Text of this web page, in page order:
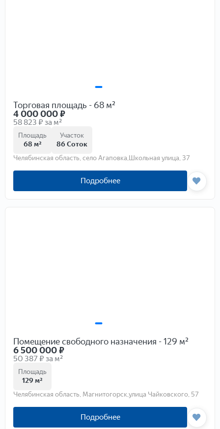
Торговая площадь - 68 м²
4 000 000₽
58 823 ₽ за м²
Площадь
68 м²
Участок
86 Соток
Челябинская область, село Агаповка,Школьная улица, 37
Подробнее
Помещение свободного назначения - 129 м²
6 500 000₽
50 387 ₽ за м²
Площадь
129 м²
Челябинская область, Магнитогорск,улица Чайковского, 57
Подробнее